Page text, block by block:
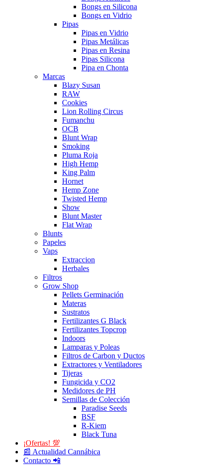
Bongs en Silicona
Bongs en Vidrio
Pipas
Pipas en Vidrio
Pipas Metálicas
Pipas en Resina
Pipas Silicona
Pipa en Chonta
Marcas
Blazy Susan
RAW
Cookies
Lion Rolling Circus
Fumanchu
OCB
Blunt Wrap
Smoking
Pluma Roja
High Hemp
King Palm
Hornet
Hemp Zone
Twisted Hemp
Show
Blunt Master
Flat Wrap
Blunts
Papeles
Vaps
Extraccion
Herbales
Filtros
Grow Shop
Pellets Germinación
Materas
Sustratos
Fertilizantes G Black
Fertilizantes Topcrop
Indoors
Lamparas y Poleas
Filtros de Carbon y Ductos
Extractores y Ventiladores
Tijeras
Fungicida y CO2
Medidores de PH
Semillas de Colección
Paradise Seeds
BSF
R-Kiem
Black Tuna
¡Ofertas! 💯
📰 Actualidad Cannábica
Contacto 📲